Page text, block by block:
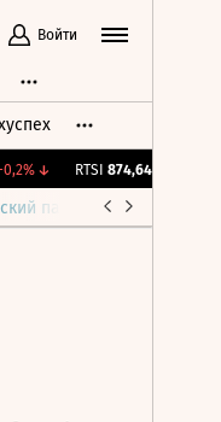
Войти
↓ RTSI 874,64 -1,12%
парламент